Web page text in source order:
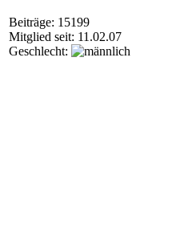
Beiträge: 15199
Mitglied seit: 11.02.07
Geschlecht: